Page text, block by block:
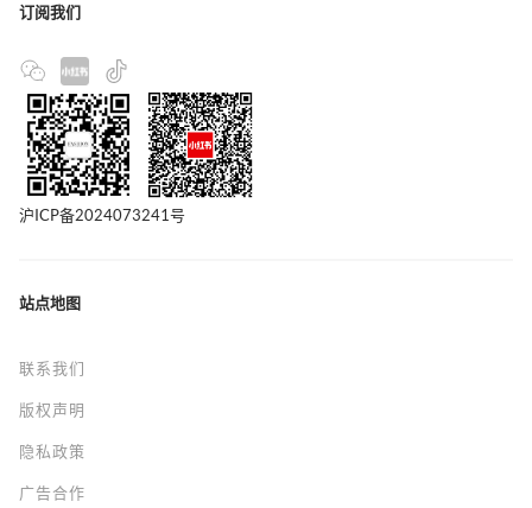
订阅我们
沪ICP备2024073241号
站点地图
联系我们
版权声明
隐私政策
广告合作